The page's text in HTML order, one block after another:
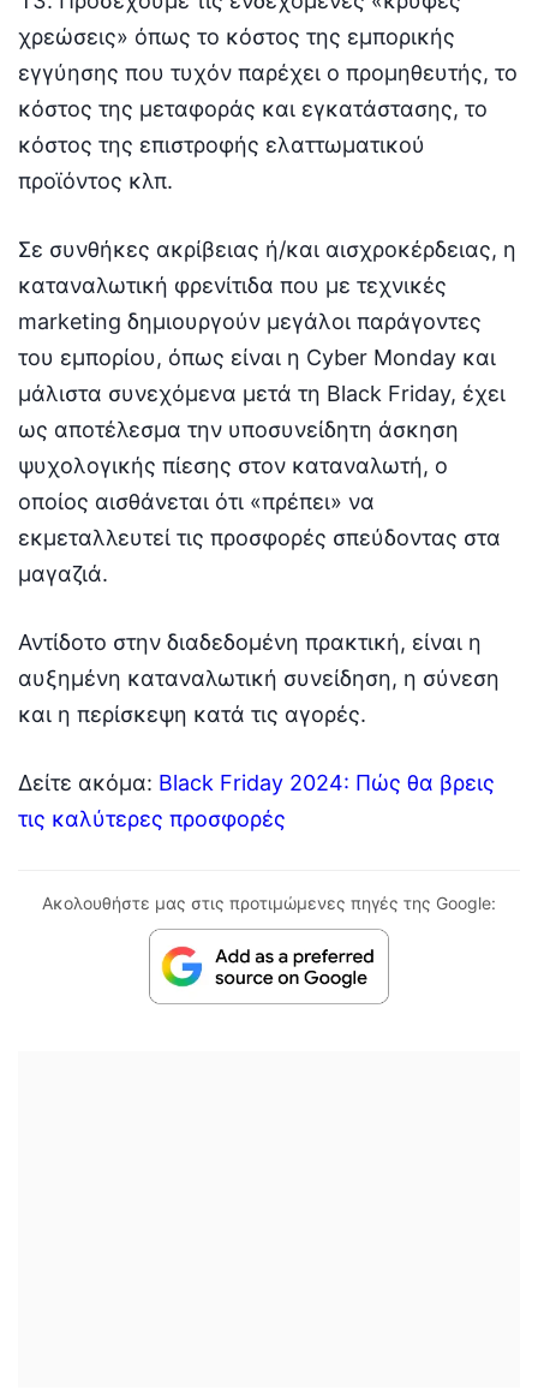
χρεώσεις» όπως το κόστος της εμπορικής
εγγύησης που τυχόν παρέχει ο προμηθευτής, το
κόστος της μεταφοράς και εγκατάστασης, το
κόστος της επιστροφής ελαττωματικού
προϊόντος κλπ.
Σε συνθήκες ακρίβειας ή/και αισχροκέρδειας, η
καταναλωτική φρενίτιδα που με τεχνικές
marketing δημιουργούν μεγάλοι παράγοντες
του εμπορίου, όπως είναι η Cyber Monday και
μάλιστα συνεχόμενα μετά τη Black Friday, έχει
ως αποτέλεσμα την υποσυνείδητη άσκηση
ψυχολογικής πίεσης στον καταναλωτή, ο
οποίος αισθάνεται ότι «πρέπει» να
εκμεταλλευτεί τις προσφορές σπεύδοντας στα
μαγαζιά.
Αντίδοτο στην διαδεδομένη πρακτική, είναι η
αυξημένη καταναλωτική συνείδηση, η σύνεση
και η περίσκεψη κατά τις αγορές.
Δείτε ακόμα: Black Friday 2024: Πώς θα βρεις
τις καλύτερες προσφορές
Ακολουθήστε μας στις προτιμώμενες πηγές της Google: